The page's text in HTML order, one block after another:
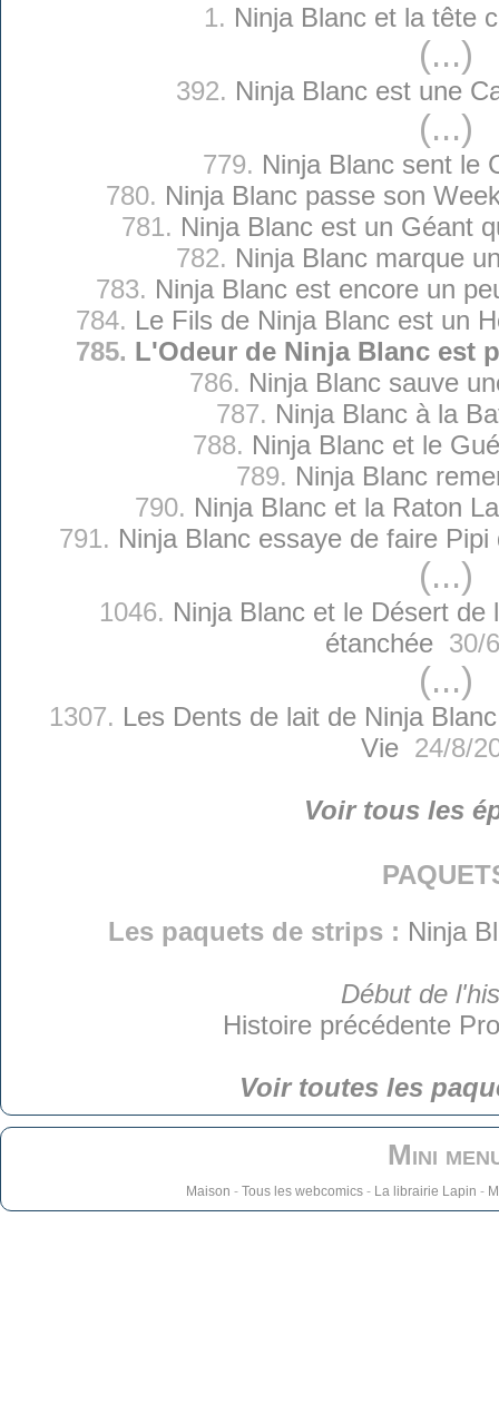
1. Ninja Blanc et la tête
(...)
392. Ninja Blanc est une
(...)
779. Ninja Blanc sent le
780. Ninja Blanc passe son
781. Ninja Blanc est un Géant
782. Ninja Blanc marque
783. Ninja Blanc est encore un
784. Le Fils de Ninja Blanc est un
785. L'Odeur de Ninja Blanc est
786. Ninja Blanc sauve
787. Ninja Blanc à la
788. Ninja Blanc et le
789. Ninja Blanc
790. Ninja Blanc et la Raton
791. Ninja Blanc essaye de faire
(...)
1046. Ninja Blanc et le Désert
étanchée 30/
(...)
1307. Les Dents de lait de Ninja
Vie24/8/
Voir tous les
Les paquets de strips : Ninja
Début de
Histoire précédente
Voir toutes les
Mini
Maison - Tous les webcomics- La librairie Lapin -